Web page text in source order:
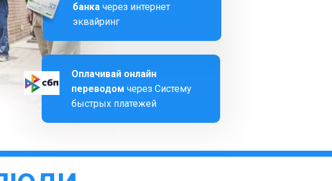
Оплачивай онлайн
переводом через Систему
быстрых платежей
банкачерез интернет
эквайринг